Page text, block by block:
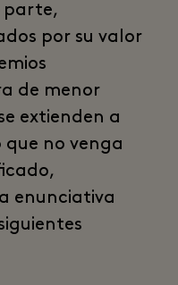
parte,
por su valor
de menor
extienden a
no venga
enunciativa